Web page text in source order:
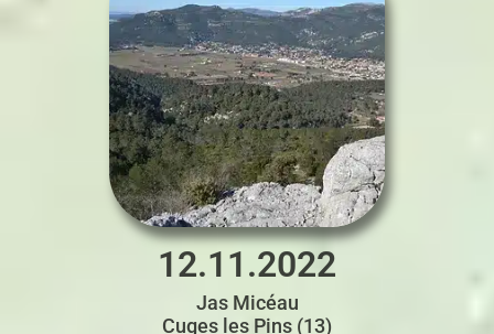
12.11.2022
Jas Micéau
Cuges les Pins (13)